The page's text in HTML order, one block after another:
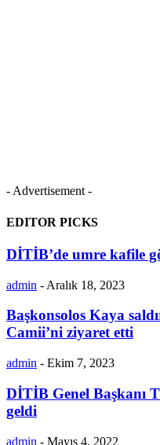
- Advertisement -
EDITOR PICKS
DİTİB’de umre kafile
admin - Aralık 18, 2023
Başkonsolos Kaya
Camii’ni ziyaret etti
admin - Ekim 7, 2023
DİTİB Genel Başkanı
geldi
admin - Mayıs 4, 2022